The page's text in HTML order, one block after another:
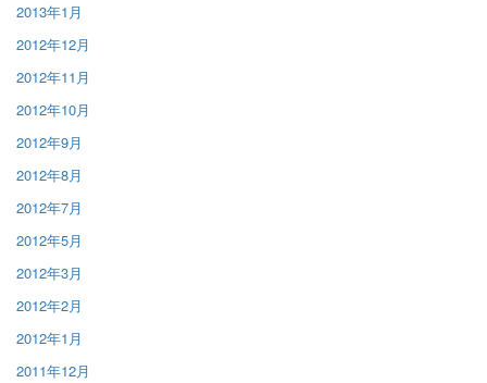
2013年1月
2012年12月
2012年11月
2012年10月
2012年9月
2012年8月
2012年7月
2012年5月
2012年3月
2012年2月
2012年1月
2011年12月